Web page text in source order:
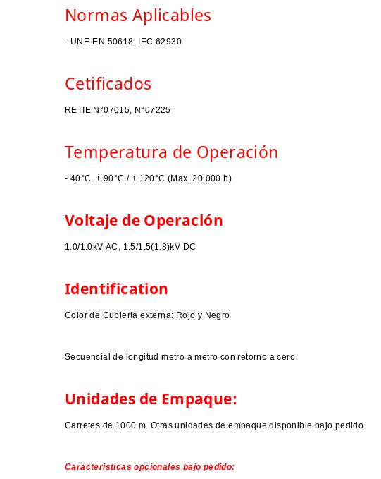
Normas Aplicables
​- UNE-EN 50618, IEC 62930
Cetificados
RETIE N°07015, N°07225
Temperatura de Operación
- 40°C, + 90°C / + 120°C (Max. 20.000 h)
Voltaje de Operación
1.0/1.0kV AC, 1.5/1.5(1.8)kV DC
Identification
Color de Cubierta externa: Rojo y Negro
Secuencial de longitud metro a metro con retorno a cero.
Unidades de Empaque:
Carretes de 1000 m. Otras unidades de empaque disponible bajo pedido.
Caracteristicas opcionales bajo pedido: